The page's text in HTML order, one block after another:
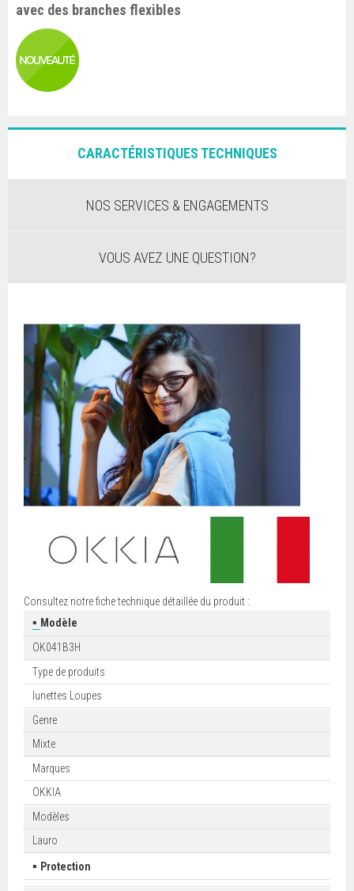
avec des branches flexibles
CARACTÉRISTIQUES TECHNIQUES
NOS SERVICES & ENGAGEMENTS
VOUS AVEZ UNE QUESTION?
Consultez notre fiche technique détaillée du produit :
▪ Modèle
OK041B3H
Type de produits
lunettes Loupes
Genre
Mixte
Marques
OKKIA
Modèles
Lauro
▪ Protection